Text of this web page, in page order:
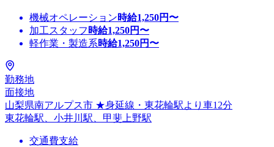
機械オペレーション時給1,250円〜
加工スタッフ 時給1,250円〜
軽作業・製造系時給1,250円〜
勤務地
面接地
山梨県南アルプス市 ★身延線・東花輪駅より車12分
東花輪駅、小井川駅、甲斐上野駅
交通費支給